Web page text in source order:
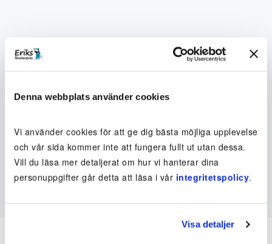
Denna webbplats använder cookies
Vi använder cookies för att ge dig bästa möjliga upplevelse
och vår sida kommer inte att fungera fullt ut utan dessa.
Vill du läsa mer detaljerat om hur vi hanterar dina
personuppgifter går detta att läsa i vår integritetspolicy.
Visa detaljer